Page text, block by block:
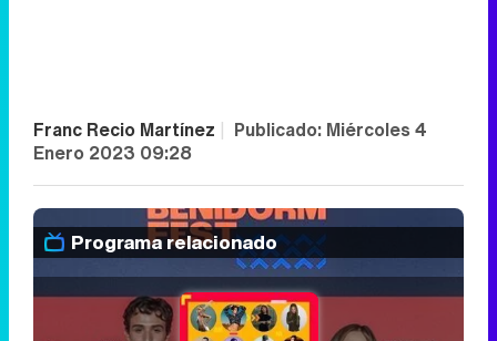
Franc Recio Martínez | Publicado: Miércoles 4
Enero 2023 09:28
Programa relacionado